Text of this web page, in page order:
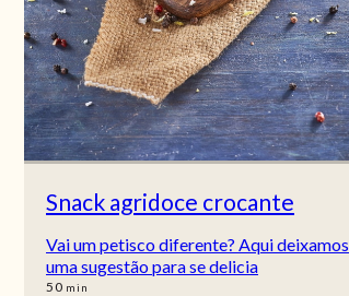
Snack agridoce crocante
Vai um petisco diferente? Aqui deixamos
uma sugestão para se delicia
50min
min